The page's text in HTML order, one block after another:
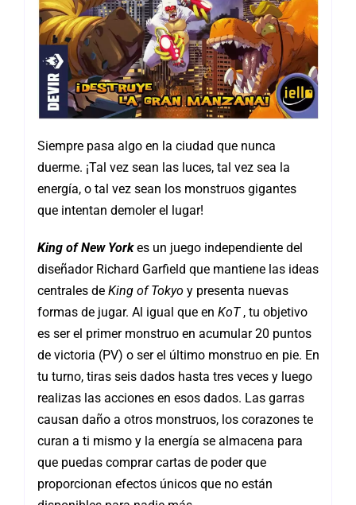
Siempre pasa algo en la ciudad que nunca
duerme. ¡Tal vez sean las luces, tal vez sea la
energía, o tal vez sean los monstruos gigantes
que intentan demoler el lugar!
King of New Yorkes un juego independiente del
diseñador Richard Garfield que mantiene las ideas
centrales deKing of Tokyo y presenta nuevas
formas de jugar. Al igual que en KoT, tu objetivo
es ser el primer monstruo en acumular 20 puntos
de victoria (PV) o ser el último monstruo en pie. En
tu turno, tiras seis dados hasta tres veces y luego
realizas las acciones en esos dados. Las garras
causan daño a otros monstruos, los corazones te
curan a ti mismo y la energía se almacena para
que puedas comprar cartas de poder que
proporcionan efectos únicos que no están